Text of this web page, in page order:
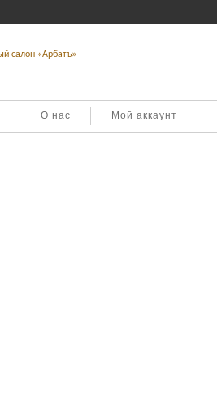
О нас Мой аккаунт